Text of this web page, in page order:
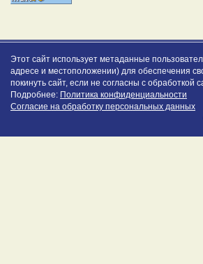
Этот сайт использует метаданные
адресе и местоположении) для обеспечения
покинуть сайт, если не согласны с обработкой
Подробнее: Политика конфиденциальности
Согласие на обработку персональных данных